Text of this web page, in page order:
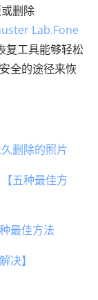
删除
Lab.Fone
复工具能够轻松
全的途径来恢
删除的照片
五种最佳方
最佳方法
决】